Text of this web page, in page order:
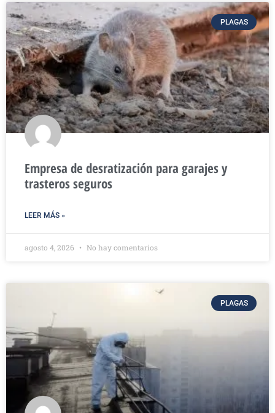
PLAGAS
Empresa de desratización para garajes y
trasteros seguros
LEER MÁS »
agosto 4, 2026 No hay comentarios
PLAGAS